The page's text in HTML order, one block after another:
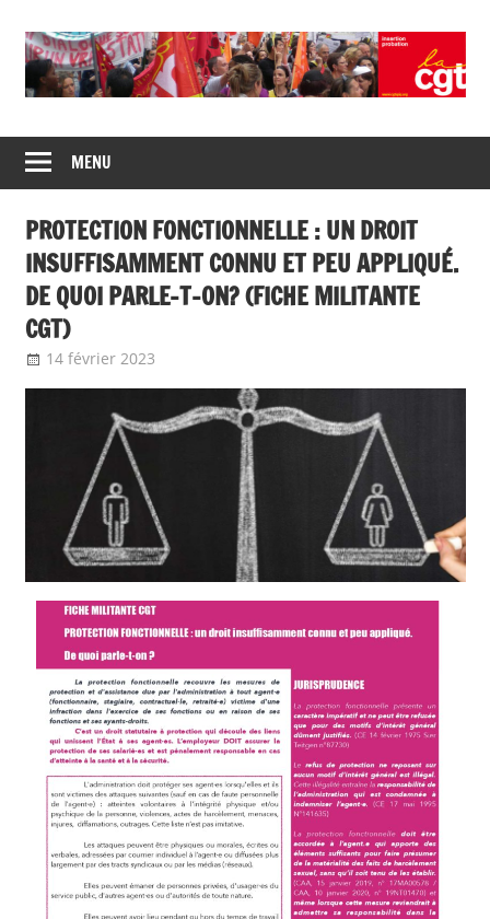
CGT
insertion
probation
de
syndicats
CGT
insertion
probation
MENU
PROTECTION FONCTIONNELLE : UN DROIT
INSUFFISAMMENT CONNU ET PEU APPLIQUÉ.
DE QUOI PARLE-T-ON? (FICHE MILITANTE
CGT)
14 février 2023